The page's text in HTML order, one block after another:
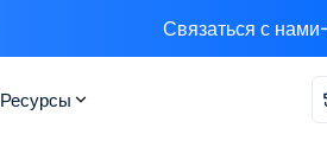
Связаться с нами
Ресурсы